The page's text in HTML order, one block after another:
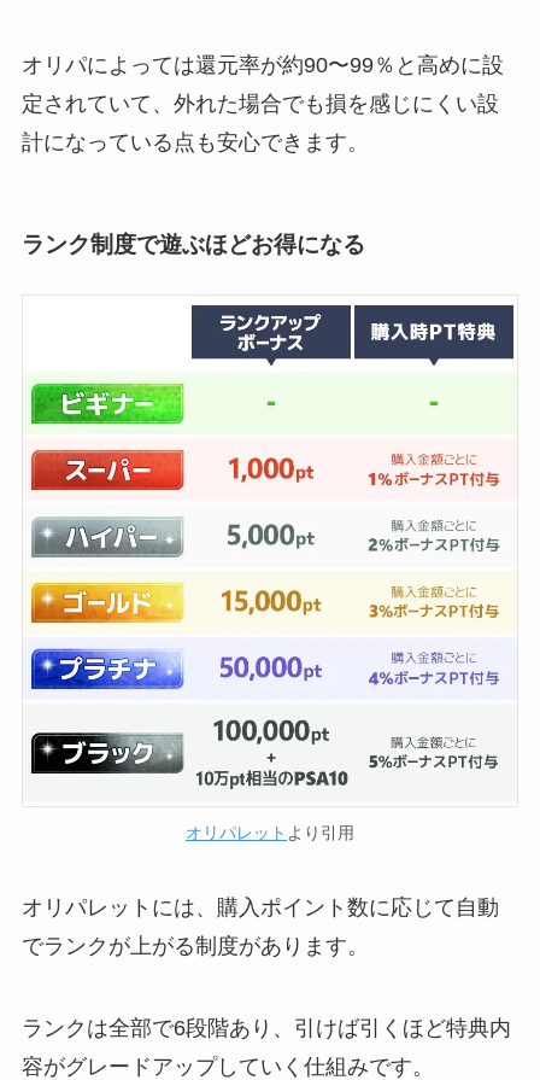
オリパによっては還元率が約90〜99％と高めに設
定されていて、外れた場合でも損を感じにくい設
計になっている点も安心できます。
ランク制度で遊ぶほどお得になる
オリパレット より引用
オリパレットには、購入ポイント数に応じて自動
でランクが上がる制度があります。
ランクは全部で6段階あり、引けば引くほど特典内
容がグレードアップしていく仕組みです。